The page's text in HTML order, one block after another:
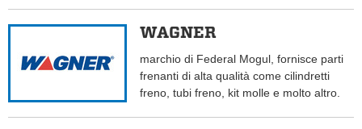
WAGNER
marchio di Federal Mogul, fornisce parti
frenanti di alta qualità come cilindretti
freno, tubi freno, kit molle e molto altro.